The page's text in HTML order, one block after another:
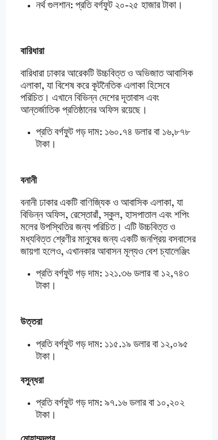
নর্থ গুলশান: প্রতি বর্গফুট ২০-২৫ হাজার টাকা।
বারিধারা
বারিধারা ঢাকার আরেকটি উচ্চবিত্ত ও অভিজাত আবাসিক
এলাকা, যা বিশেষ করে কূটনৈতিক এলাকা হিসেবে
পরিচিত। এখানে বিভিন্ন দেশের দূতাবাস এবং
আন্তর্জাতিক প্রতিষ্ঠানের অফিস রয়েছে।
প্রতি বর্গফুট গড় দাম: ১৬০.৭৪ ডলার বা ১৬,৮৭৮
টাকা।
বনানী
বনানী ঢাকার একটি বাণিজ্যিক ও আবাসিক এলাকা, যা
বিভিন্ন অফিস, রেস্তোরাঁ, স্কুল, হাসপাতাল এবং শপিং
মলের উপস্থিতির জন্য পরিচিত। এটি উচ্চবিত্ত ও
মধ্যবিত্ত শ্রেণীর মানুষের জন্য একটি জনপ্রিয় বসবাসের
জায়গা হলেও, এখানকার আবাসন মূল্যও বেশ চ্যালেঞ্জিং
প্রতি বর্গফুট গড় দাম: ১২১.৩৬ ডলার বা ১২,৭৪৩
টাকা।
উত্তরা
প্রতি বর্গফুট গড় দাম: ১১৫.১৯ ডলার বা ১২,০৯৫
টাকা।
বসুন্ধরা
প্রতি বর্গফুট গড় দাম: ৯৭.১৬ ডলার বা ১০,২০২
টাকা।